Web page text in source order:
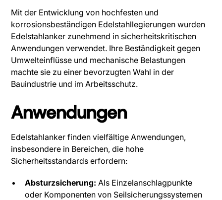
Mit der Entwicklung von hochfesten und
korrosionsbeständigen Edelstahllegierungen wurden
Edelstahlanker zunehmend in sicherheitskritischen
Anwendungen verwendet. Ihre Beständigkeit gegen
Umwelteinflüsse und mechanische Belastungen
machte sie zu einer bevorzugten Wahl in der
Bauindustrie und im Arbeitsschutz.
Anwendungen
Edelstahlanker finden vielfältige Anwendungen,
insbesondere in Bereichen, die hohe
Sicherheitsstandards erfordern:
Absturzsicherung: Als Einzelanschlagpunkte
oder Komponenten von Seilsicherungssystemen